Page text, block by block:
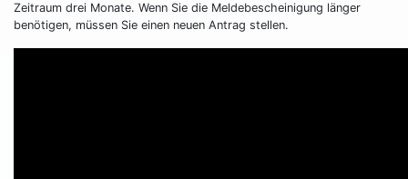
Zeitraum drei Monate. Wenn Sie die Meldebescheinigung länger
benötigen, müssen Sie einen neuen Antrag stellen.